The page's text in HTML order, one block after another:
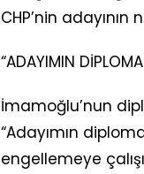
CHP’nin
“ADAYIMIN
İmamoğlu’nun
“Adayımın
engellemeye